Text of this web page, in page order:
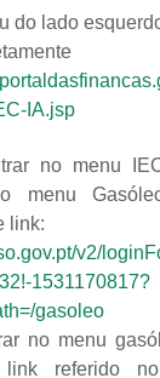
do lado
IA.jsp
no menu
menu
link:
v2/
1531170817?
gasoleo
no menu
link referido